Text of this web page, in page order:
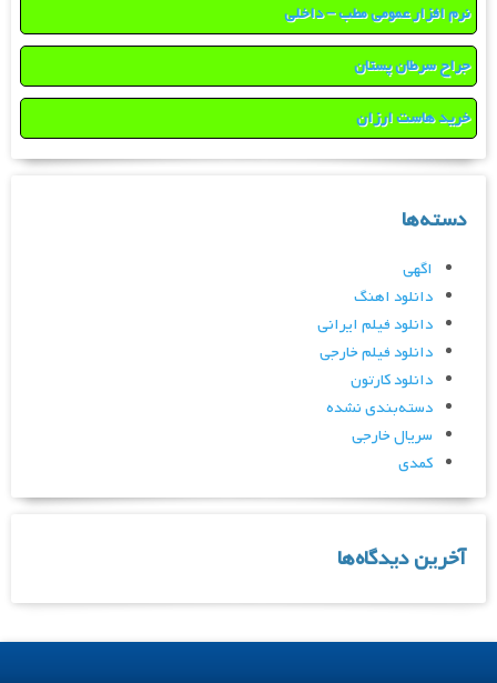
نرم افزار عمومی مطب – داخلی
جراح سرطان پستان
خرید هاست ارزان
دسته‌ها
اگهی
دانلود اهنگ
دانلود فیلم ایرانی
دانلود فیلم خارجی
دانلود کارتون
دسته‌بندی نشده
سریال خارجی
کمدی
آخرین دیدگاه‌ها